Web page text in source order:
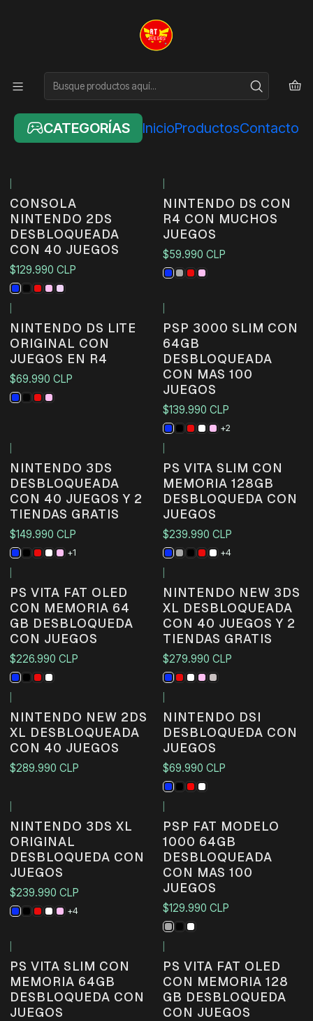
CATEGORÍAS InicioProductosContacto
CONSOLA
NINTENDO 2DS
DESBLOQUEADA
CON 40 JUEGOS
$129.990 CLP
NINTENDO DS CON
R4 CON MUCHOS
JUEGOS
$59.990 CLP
NINTENDO DS LITE
ORIGINAL CON
JUEGOS EN R4
$69.990 CLP
PSP 3000 SLIM CON
64GB
DESBLOQUEADA
CON MAS 100
JUEGOS
$139.990 CLP
+2
NINTENDO 3DS
DESBLOQUEADA
CON 40 JUEGOS Y 2
TIENDAS GRATIS
$149.990 CLP
+1
PS VITA SLIM CON
MEMORIA 128GB
DESBLOQUEDA CON
JUEGOS
$239.990 CLP
+4
PS VITA FAT OLED
CON MEMORIA 64
GB DESBLOQUEDA
CON JUEGOS
$226.990 CLP
NINTENDO NEW 3DS
XL DESBLOQUEADA
CON 40 JUEGOS Y 2
TIENDAS GRATIS
$279.990 CLP
NINTENDO NEW 2DS
XL DESBLOQUEADA
CON 40 JUEGOS
$289.990 CLP
NINTENDO DSI
DESBLOQUEDA CON
JUEGOS
$69.990 CLP
NINTENDO 3DS XL
ORIGINAL
DESBLOQUEDA CON
JUEGOS
$239.990 CLP
+4
PSP FAT MODELO
1000 64GB
DESBLOQUEADA
CON MAS 100
JUEGOS
$129.990 CLP
PS VITA SLIM CON
MEMORIA 64GB
DESBLOQUEDA CON
JUEGOS
PS VITA FAT OLED
CON MEMORIA 128
GB DESBLOQUEDA
CON JUEGOS